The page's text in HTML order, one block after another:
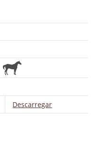
Descarregar